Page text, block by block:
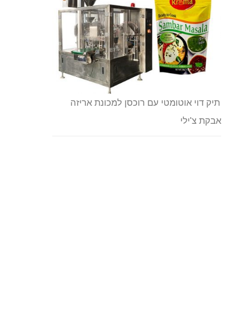
תיק דוי אוטומטי עם רוכסן למכונת אריזה
אבקת צ'ילי